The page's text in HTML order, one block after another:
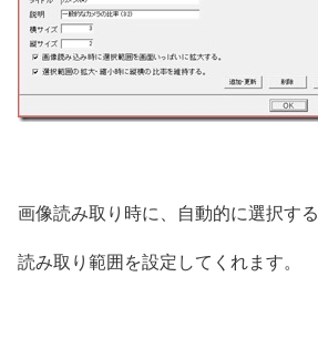
画像読み取り時に、自動的に選択する
読み取り範囲を設定してくれます。